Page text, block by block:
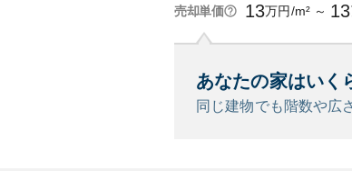
売却単価 13万円/m² ～ 13
あなたの家はいく
同じ建物でも階数や広